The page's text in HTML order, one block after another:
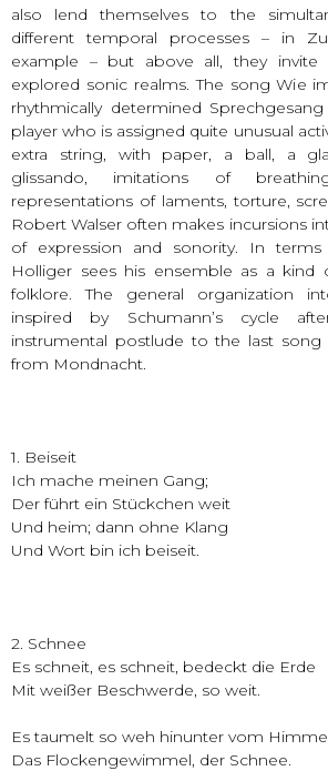
also lend themselves to the
different temporal processes – in
example – but above all, they
explored sonic realms. The song Wie
rhythmically determined
player who is assigned quite unusual
extra string, with paper, a ball, a
glissando, imitations of
representations of laments, torture,
Robert Walser often makes incursions
of expression and sonority. In terms
Holliger sees his ensemble as a kind
folklore. The general organization
inspired by Schumann’s cycle
instrumental postlude to the last song
from Mondnacht.
1. Beiseit
Ich mache meinen Gang;
Der führt ein Stückchen weit
Und heim; dann ohne Klang
Und Wort bin ich beiseit.
2. Schnee
Es schneit, es schneit, bedeckt die Erde
Mit weißer Beschwerde, so weit.
Es taumelt so weh hinunter vom
Das Flockengewimmel, der Schnee.